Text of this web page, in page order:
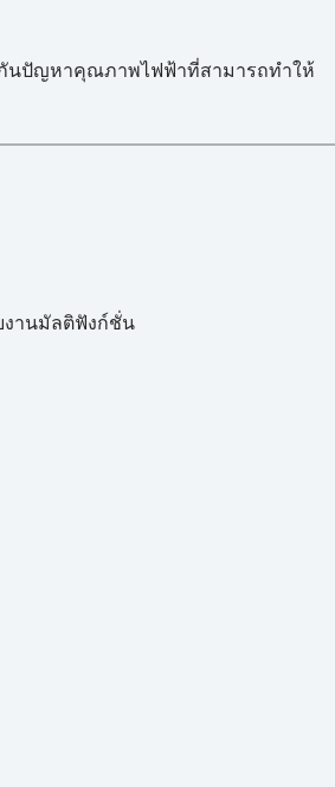
กันปัญหาคุณภาพไฟฟ้าที่สามารถทำให้
งานมัลติฟังก์ชั่น